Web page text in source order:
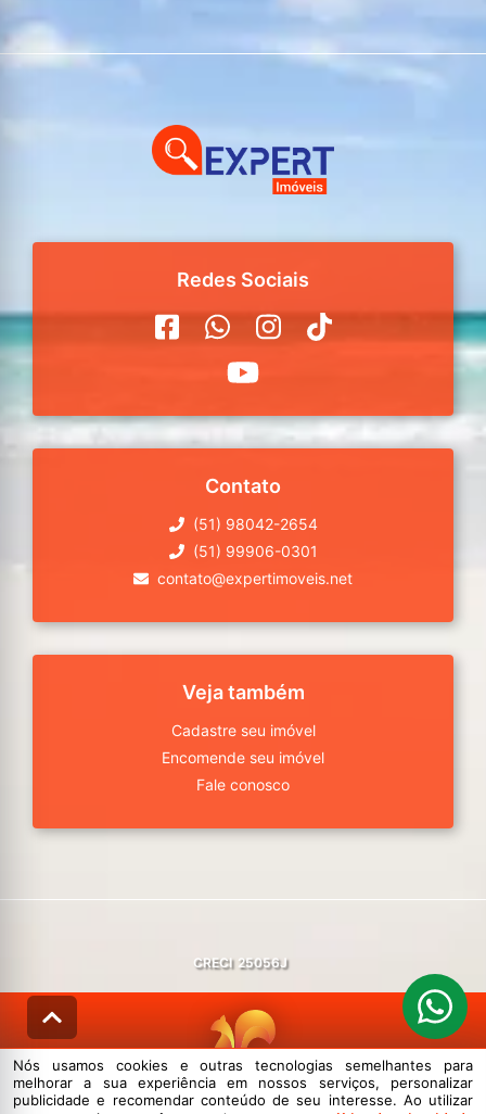
Redes Sociais
Contato
(51) 98042-2654
(51) 99906-0301
contato@expertimoveis.net
Veja também
Cadastre seu imóvel
Encomende seu imóvel
Fale conosco
CRECI 25056J
© DESENVOLVIDO PELAAGIL.NET
Nós usamos cookies e outras tecnologias semelhantes para
melhorar a sua experiência em nossos serviços, personalizar
publicidade e recomendar conteúdo de seu interesse. Ao utilizar